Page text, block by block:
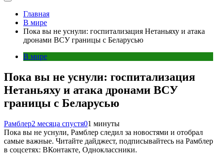
Главная
В мире
Пока вы не уснули: госпитализация Нетаньяху и атака
дронами ВСУ границы с Беларусью
В мире
Пока вы не уснули: госпитализация
Нетаньяху и атака дронами ВСУ
границы с Беларусью
Рамблер2 месяца спустя01 минуты
Пока вы не уснули, Рамблер следил за новостями и отобрал
самые важные. Читайте дайджест, подписывайтесь на Рамблер
в соцсетях: ВКонтакте, Одноклассники.